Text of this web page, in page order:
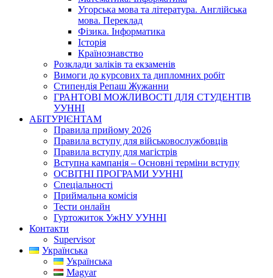
Угорська мова та література. Англійська
мова. Переклад
Фізика. Інформатика
Історія
Країнознавство
Розклади заліків та екзаменів
Вимоги до курсових та дипломних робіт
Стипендія Репаш Жужанни
ГРАНТОВІ МОЖЛИВОСТІ ДЛЯ СТУДЕНТІВ
УУННІ
АБІТУРІЄНТАМ
Правила прийому 2026
Правила вступу для військовослужбовців
Правила вступу для магістрів
Вступна кампанія – Основні терміни вступу
ОСВІТНІ ПРОГРАМИ УУННІ
Спеціальності
Приймальна комісія
Тести онлайн
Гуртожиток УжНУ УУННІ
Контакти
Supervisor
Українська
Українська
Magyar